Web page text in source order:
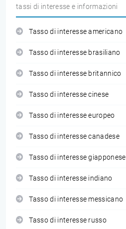
tassi di interesse e informazioni
Tasso di interesse americano
Tasso di interesse brasiliano
Tasso di interesse britannico
Tasso di interesse cinese
Tasso di interesse europeo
Tasso di interesse canadese
Tasso di interesse giapponese
Tasso di interesse indiano
Tasso di interesse messicano
Tasso di interesse russo